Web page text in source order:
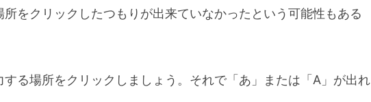
をクリックしたつもりが出来ていなかったという可能性もある
る場所をクリックしましょう。それで「あ」または「A」が出れ